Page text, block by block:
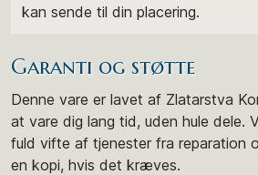
kan sende til din placering.
Garanti og støtte
Denne vare er lavet af Zlatarstva
at vare dig lang tid, uden hule dele.
fuld vifte af tjenester fra reparation
en kopi, hvis det kræves.